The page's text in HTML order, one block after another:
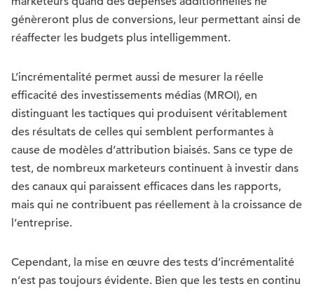
génèreront plus de conversions, leur permettant ainsi de
réaffecter les budgets plus intelligemment.
L’incrémentalité permet aussi de mesurer la réelle
efficacité des investissements médias (MROI), en
distinguant les tactiques qui produisent véritablement
des résultats de celles qui semblent performantes à
cause de modèles d’attribution biaisés. Sans ce type de
test, de nombreux marketeurs continuent à investir dans
des canaux qui paraissent efficaces dans les rapports,
mais qui ne contribuent pas réellement à la croissance de
l’entreprise.
Cependant, la mise en œuvre des tests d’incrémentalité
n’est pas toujours évidente. Bien que les tests en continu